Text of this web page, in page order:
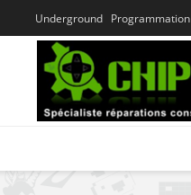
Underground Programmation